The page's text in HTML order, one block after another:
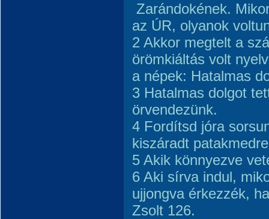
Zarándokének.
az ÚR, olyanok
2 Akkor megtelt a
örömkiáltás volt
a népek: Hatalmas
3 Hatalmas dolgot
örvendezünk.
4 Fordítsd jóra
kiszáradt
5 Akik könnyezve
6 Aki sírva indul,
ujjongva érkezzék,
Zsolt 126.